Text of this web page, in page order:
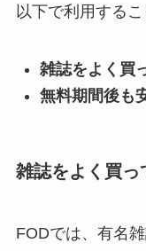
以下で利用するこ
雑誌をよく買
無料期間後も
雑誌をよく買っ
FODでは、有名